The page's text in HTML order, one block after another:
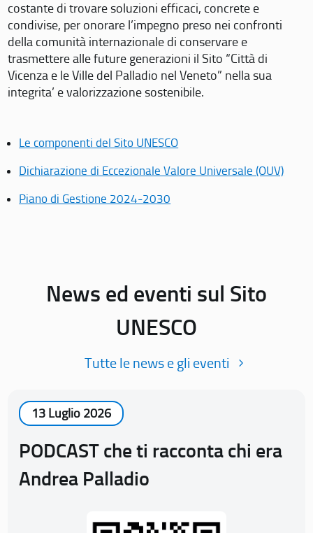
costante di trovare soluzioni efficaci, concrete e
condivise, per onorare l’impegno preso nei confronti
della comunità internazionale di conservare e
trasmettere alle future generazioni il Sito “Città di
Vicenza e le Ville del Palladio nel Veneto” nella sua
integrita’ e valorizzazione sostenibile.
Le componenti del Sito UNESCO
Dichiarazione di Eccezionale Valore Universale (OUV)
Piano di Gestione 2024-2030
News ed eventi sul Sito
UNESCO
Tutte le news e gli eventi
13 Luglio 2026
PODCAST che ti racconta chi era
Andrea Palladio